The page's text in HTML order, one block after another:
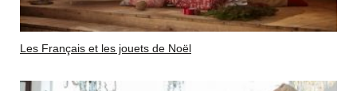
Les Français et les jouets de Noël